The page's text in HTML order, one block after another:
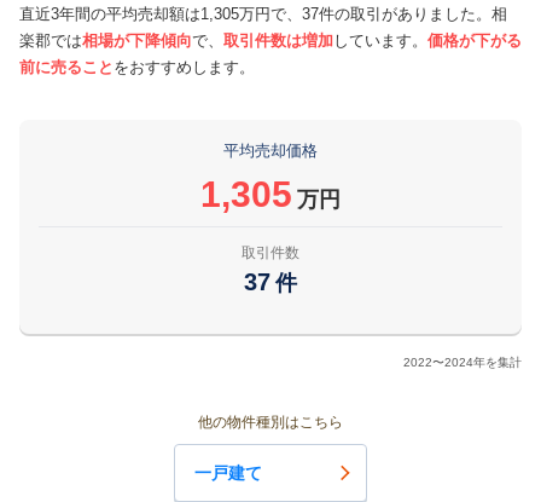
直近3年間の平均売却額は1,305万円で、37件の取引がありました。相
楽郡では相場が下降傾向で、 取引件数は増加しています。 価格が下がる
前に売ること をおすすめします。
平均売却価格
1,305 万円
取引件数
37 件
2022〜2024年を集計
他の物件種別はこちら
一戸建て